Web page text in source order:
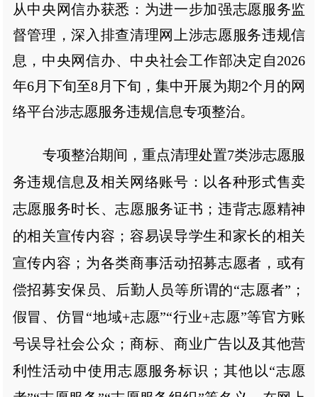
从中央网信办获悉：为进一步加强志愿服务监
督管理，深入排查清理网上涉志愿服务违规信
息，中央网信办、中央社会工作部决定自2026
年6月下旬至8月下旬，集中开展为期2个月的网
络平台涉志愿服务违规信息专项整治。
专项整治期间，重点清理处置7类涉志愿服
务违规信息及相关网络账号：以各种形式售卖
志愿服务时长、志愿服务证书；违背志愿精神
的相关宣传内容；容易误导学生和家长的相关
宣传内容；为各类商事活动招募志愿者，或有
偿招募安保员、后勤人员等所谓的“志愿者”；
假冒、仿冒“地域+志愿”“行业+志愿”等官方账
号误导社会公众；商标、商业广告以及其他营
利性活动中使用志愿服务标识；其他以“志愿